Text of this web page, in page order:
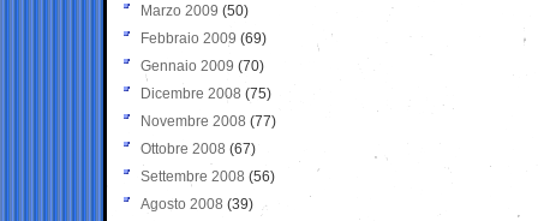
Marzo 2009 (50)
Febbraio 2009 (69)
Gennaio 2009 (70)
Dicembre 2008 (75)
Novembre 2008 (77)
Ottobre 2008 (67)
Settembre 2008 (56)
Agosto 2008 (39)